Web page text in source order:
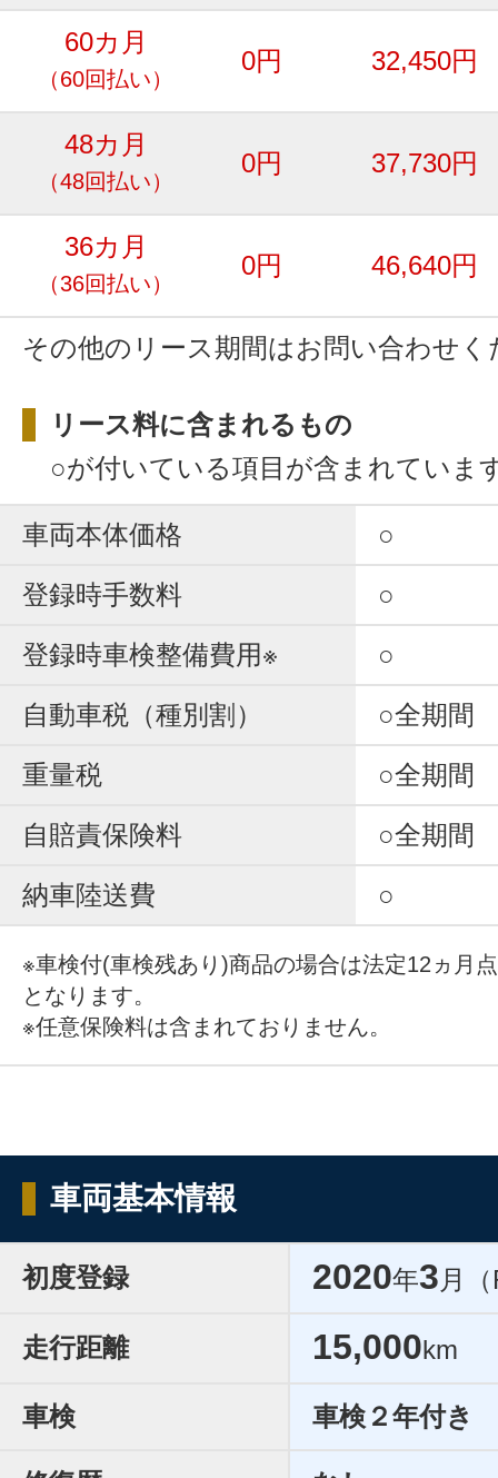
60カ月
（60回払い）
0円 32,450円
48カ月
（48回払い）
0円 37,730円
36カ月
（36回払い）
0円 46,640円
その他のリース期間はお問い合わせく
リース料に含まれるもの
○が付いている項目が含まれていま
車両本体価格
○
登録時手数料
○
登録時車検整備費用※
○
自動車税（種別割）
○全期間
重量税
○全期間
自賠責保険料
○全期間
納車陸送費
○
※車検付(車検残あり)商品の場合は法定12ヵ月
となります。
※任意保険料は含まれておりません。
車両基本情報
初度登録 2020年3 月
走行距離 15,000km
車検 車検２年付き